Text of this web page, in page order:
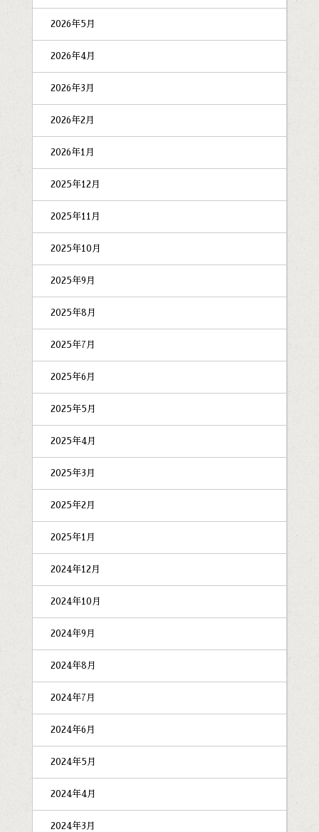
2026年5月
2026年4月
2026年3月
2026年2月
2026年1月
2025年12月
2025年11月
2025年10月
2025年9月
2025年8月
2025年7月
2025年6月
2025年5月
2025年4月
2025年3月
2025年2月
2025年1月
2024年12月
2024年10月
2024年9月
2024年8月
2024年7月
2024年6月
2024年5月
2024年4月
2024年3月